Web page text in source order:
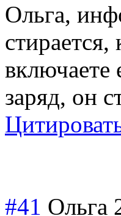
Ольга,
включаете
заряд, он
#41 Ольга